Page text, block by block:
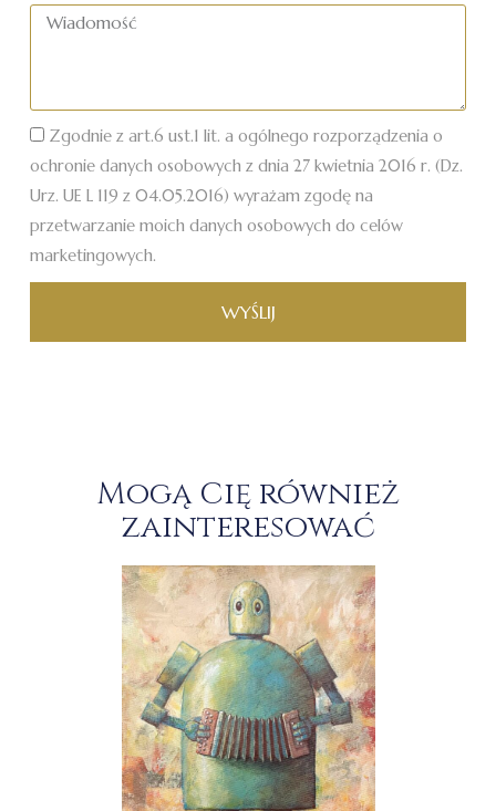
Wiadomość
Zgodnie z art.6 ust.1 lit. a ogólnego rozporządzenia o
ochronie danych osobowych z dnia 27 kwietnia 2016 r. (Dz.
Urz. UE L 119 z 04.05.2016) wyrażam zgodę na
przetwarzanie moich danych osobowych do celów
marketingowych.
WYŚLIJ
Mogą Cię również
zainteresować